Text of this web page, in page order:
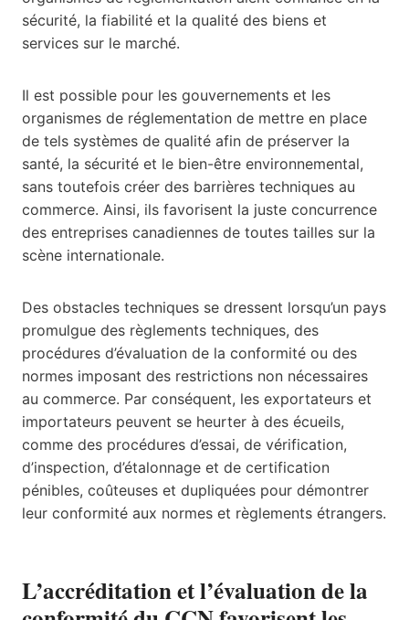
sécurité, la fiabilité et la qualité des biens et
services sur le marché.
Il est possible pour les gouvernements et les
organismes de réglementation de mettre en place
de tels systèmes de qualité afin de préserver la
santé, la sécurité et le bien-être environnemental,
sans toutefois créer des barrières techniques au
commerce. Ainsi, ils favorisent la juste concurrence
des entreprises canadiennes de toutes tailles sur la
scène internationale.
Des obstacles techniques se dressent lorsqu’un pays
promulgue des règlements techniques, des
procédures d’évaluation de la conformité ou des
normes imposant des restrictions non nécessaires
au commerce. Par conséquent, les exportateurs et
importateurs peuvent se heurter à des écueils,
comme des procédures d’essai, de vérification,
d’inspection, d’étalonnage et de certification
pénibles, coûteuses et dupliquées pour démontrer
leur conformité aux normes et règlements étrangers.
L’accréditation et l’évaluation de la